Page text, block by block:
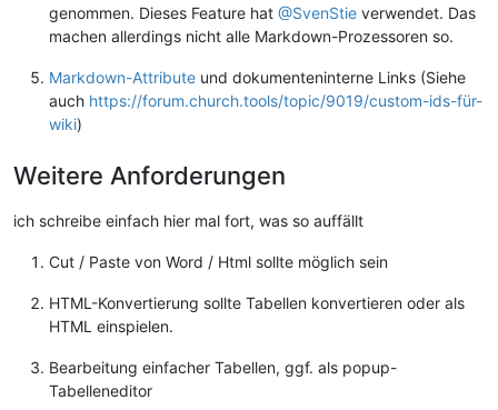
Deiner Wahl. Es öffnet sich ein Fenster, über das sich
buchen lässt. Um einen Raum zu buchen, musst Du zunächst
    Du in Schritt 2 bereits ausgewählt, er wurde automatisch
übernommen (wenn auch ohneBuchung vor/nach dem Termin).
natürlich trotzdem in den "Räume"-Reiter wechseln.
    zu buchen.
genommen. Dieses Feature hat @SvenStie verwendet. Das
machen allerdings nicht alle Markdown-Prozessoren so.
Markdown-Attribute und dokumenteninterne Links (Siehe
auch https://forum.church.tools/topic/9019/custom-ids-für-
wiki)
Weitere Anforderungen
ich schreibe einfach hier mal fort, was so auffällt
Cut / Paste von Word / Html sollte möglich sein
HTML-Konvertierung sollte Tabellen konvertieren oder als
HTML einspielen.
Bearbeitung einfacher Tabellen, ggf. als popup-
Tabelleneditor